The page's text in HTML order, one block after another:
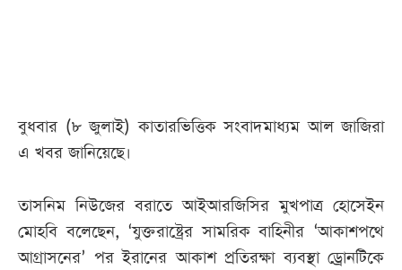
বুধবার (৮ জুলাই) কাতারভিত্তিক সংবাদমাধ্যম আল জাজিরা
এ খবর জানিয়েছে।
তাসনিম নিউজের বরাতে আইআরজিসির মুখপাত্র হোসেইন
মোহবি বলেছেন, ‘যুক্তরাষ্ট্রের সামরিক বাহিনীর ‘আকাশপথে
আগ্রাসনের’ পর ইরানের আকাশ প্রতিরক্ষা ব্যবস্থা ড্রোনটিকে